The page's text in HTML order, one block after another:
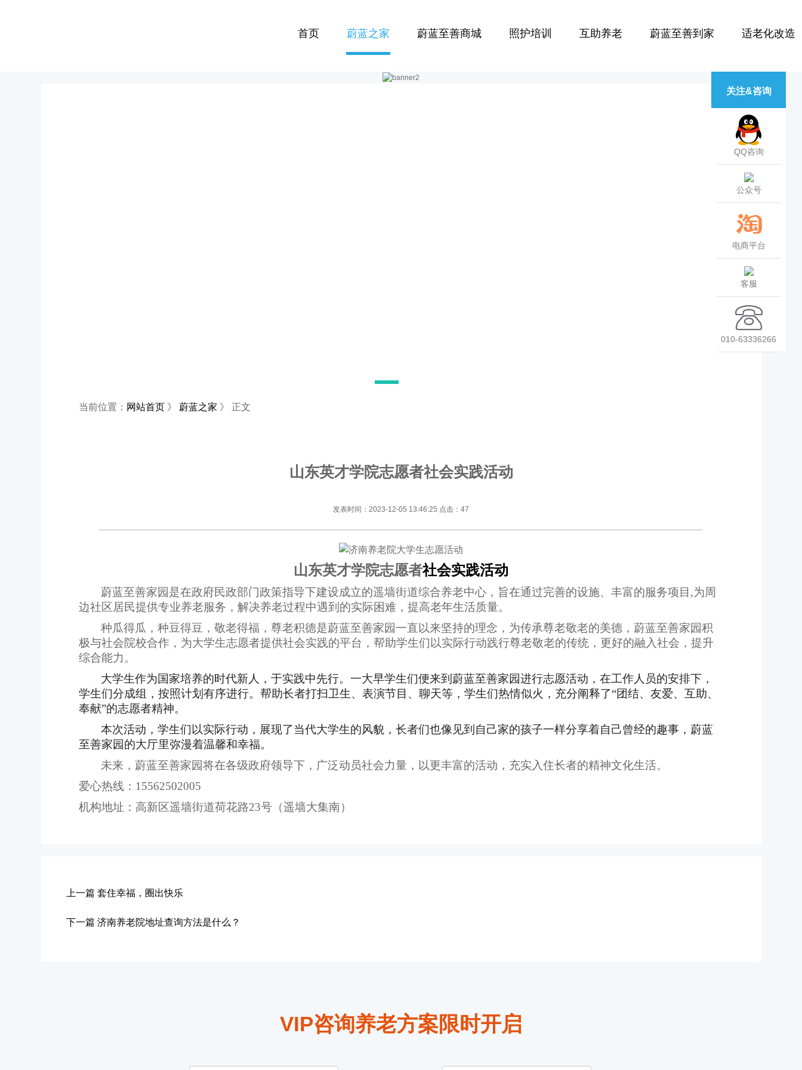
首页 蔚蓝之家 蔚蓝至善商城 照护培训 互助养老 蔚蓝至善到家 适老化改造
当前位置： 网站首页 》 蔚蓝之家 》 正文
山东英才学院志愿者社会实践活动
发表时间：2023-12-05 13:46:25 点击： 47
山东英才学院志愿者社会实践活动
蔚蓝至善家园是在政府民政部门政策指导下建设成立的遥墙街道综合养老中心， 旨在通过完善的设施、丰富的服务项目 ,为周
边社区居民提供专业养老服务，解决养老过程中遇到的实际困难 ， 提高老年生活质量。
种瓜得瓜，种豆得豆，敬老得福，尊老积德是蔚蓝至善家园一直以来坚持的理念，为传承尊老敬老的美德，蔚蓝至善家园积
极与社会院校合作，为大学生志愿者提供社会实践的平台，帮助学生们以实际行动践行尊老敬老的传统，更好的融入社会，提升
综合能力。
大学生作为国家培养的时代新人， 于实践中先行。一大早学生们便来到蔚蓝至善家园进行志愿活动，在工作人员的安排下，
学生们分成组，按照计划有序进行。帮助长者打扫卫生、表演节目、聊天等，学生们热情似火，充分阐释了“团结、友爱、互助、
奉献”的志愿者精神。
本次活动，学生们以实际行动，展现了当代大学生的风貌，长者们也像见到自己家的孩子一样分享着自己曾经的趣事， 蔚蓝
至善家园的大厅里弥漫着温馨和幸福。
未来，蔚蓝至善家园将在各级政府领导下，广泛动员社会力量，以更丰富的活动，充实入住长者的精神文化生活。
爱心热线： 15562502005
机构地址：高新区遥墙街道荷花路23号（遥墙大集南）
上一篇 套住幸福，圈出快乐
下一篇 济南养老院地址查询方法是什么？
VIP咨询养老方案限时开启
关注&咨询
QQ咨询
公众号
电商平台
客服
010-63336266